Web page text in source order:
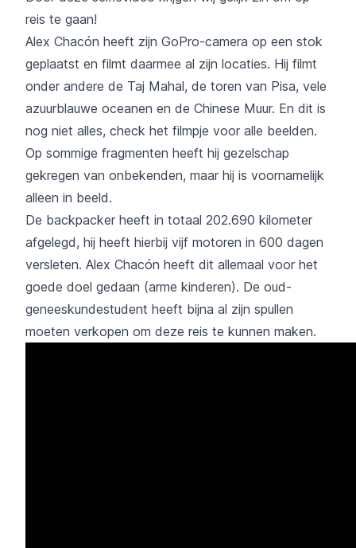
reis te gaan!
Alex Chacón heeft zijn GoPro-camera op een stok
geplaatst en filmt daarmee al zijn locaties. Hij filmt
onder andere de Taj Mahal, de toren van Pisa, vele
azuurblauwe oceanen en de Chinese Muur. En dit is
nog niet alles, check het filmpje voor alle beelden.
Op sommige fragmenten heeft hij gezelschap
gekregen van onbekenden, maar hij is voornamelijk
alleen in beeld.
De backpacker heeft in totaal 202.690 kilometer
afgelegd, hij heeft hierbij vijf motoren in 600 dagen
versleten. Alex Chacón heeft dit allemaal voor het
goede doel gedaan (arme kinderen). De oud-
geneeskundestudent heeft bijna al zijn spullen
moeten verkopen om deze reis te kunnen maken.